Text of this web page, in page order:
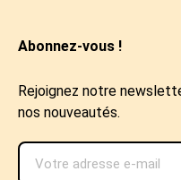
Abonnez-vous !
Rejoignez notre
nos nouveautés.